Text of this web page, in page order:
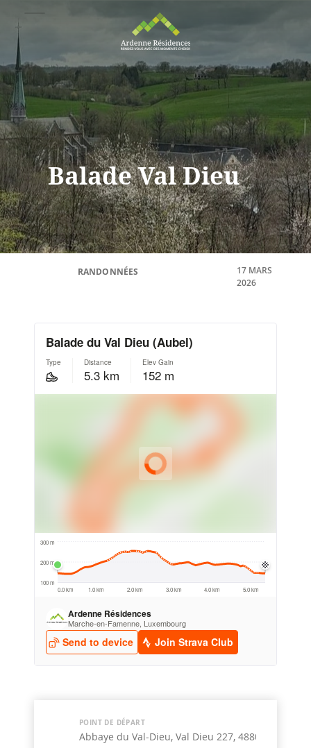
Balade Val Dieu
RANDONNÉES
17 MARS
2026
POINT DE DÉPART
Abbaye du Val-Dieu, Val Dieu 227, 4880 Aubel,